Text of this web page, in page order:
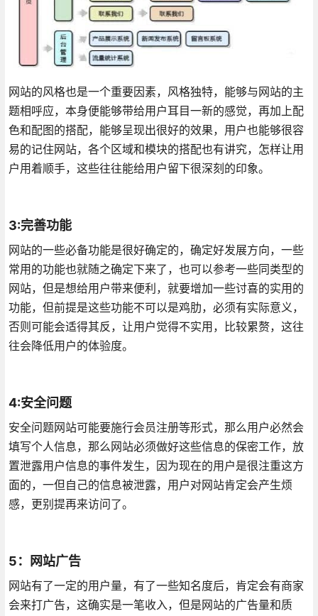
网站的风格也是一个重要因素，风格独特，能够与网站的主
题相呼应，本身便能够带给用户耳目一新的感觉，再加上配
色和配图的搭配，能够呈现出很好的效果，用户也能够很容
易的记住网站，各个区域和模块的搭配也有讲究，怎样让用
户用着顺手，这些往往能给用户留下很深刻的印象。
3:完善功能
网站的一些必备功能是很好确定的，确定好发展方向，一些
常用的功能也就随之确定下来了，也可以参考一些同类型的
网站，但是想给用户带来便利，就要增加一些讨喜的实用的
功能，但前提是这些功能不可以是鸡肋，必须有实际意义，
否则可能会适得其反，让用户觉得不实用，比较累赘，这往
往会降低用户的体验度。
4:安全问题
安全问题网站可能要施行会员注册等形式，那么用户必然会
填写个人信息，那么网站必须做好这些信息的保密工作，放
置泄露用户信息的事件发生，因为现在的用户是很注重这方
面的，一但自己的信息被泄露，用户对网站肯定会产生烦
感，更别提再来访问了。
5：网站广告
网站有了一定的用户量，有了一些知名度后，肯定会有商家
会来打广告，这确实是一笔收入，但是网站的广告量和质